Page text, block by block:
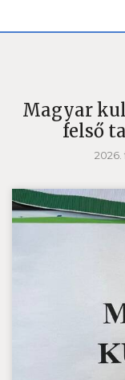
Magyar
felső
2026.